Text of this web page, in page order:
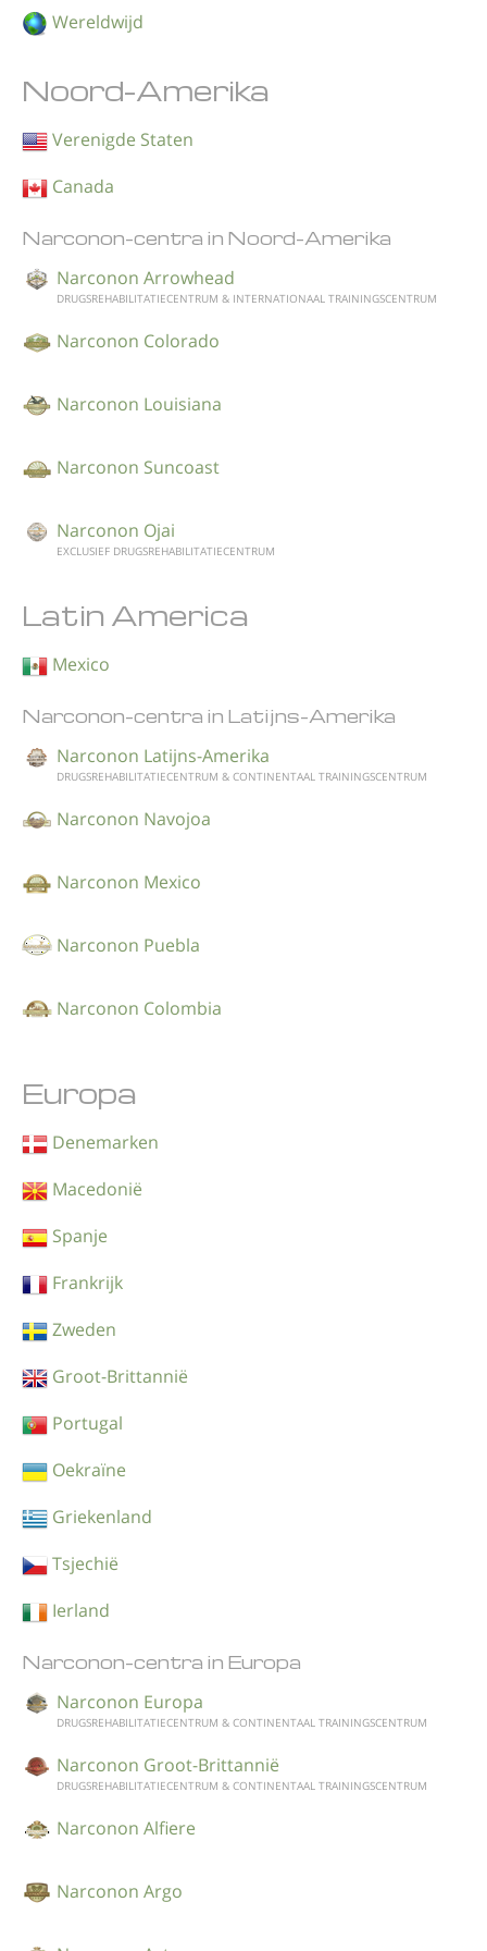
Nepalees
Wereldwijd
Noord-Amerika
Verenigde Staten
Canada
Narconon-centra in Noord-Amerika
Narconon Arrowhead
DRUGSREHABILITATIECENTRUM & INTERNATIONAAL TRAININGSCENTRUM
Narconon Colorado
Narconon Louisiana
Narconon Suncoast
Narconon Ojai
EXCLUSIEF DRUGSREHABILITATIECENTRUM
Latin America
Mexico
Narconon-centra in Latijns-Amerika
Narconon Latijns-Amerika
DRUGSREHABILITATIE­CENTRUM & CONTINENTAAL TRAININGSCENTRUM
Narconon Navojoa
Narconon Mexico
Narconon Puebla
Narconon Colombia
Europa
Denemarken
Macedonië
Spanje
Frankrijk
Zweden
Groot-Brittannië
Portugal
Oekraïne
Griekenland
Tsjechië
Ierland
Narconon-centra in Europa
Narconon Europa
DRUGSREHABILITATIE­CENTRUM & CONTINENTAAL TRAININGSCENTRUM
Narconon Groot-Brittannië
DRUGSREHABILITATIE­CENTRUM & CONTINENTAAL TRAININGSCENTRUM
Narconon Alfiere
Narconon Argo